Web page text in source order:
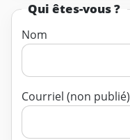
Qui êtes-vous ?
Nom
Courriel (non publié)